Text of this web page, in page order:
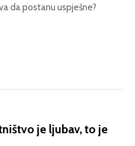
da postanu uspješne?
je ljubav, to je